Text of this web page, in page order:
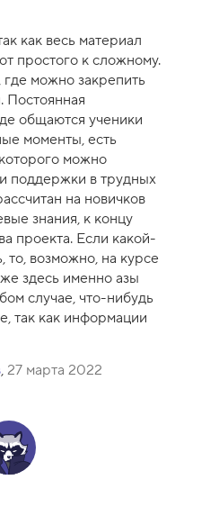
как весь материал
простого к сложному.
можно закрепить
Постоянная
общаются ученики
моменты, есть
можно
поддержки в трудных
на новичков
знания, к концу
проекта. Если какой-
то, возможно, на курсе
здесь именно азы
случае, что-нибудь
так как информации
, 27 марта 2022